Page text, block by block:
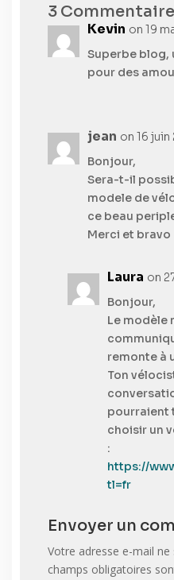
3
Kevin on 19
Superbe blog,
pour des
jean on 16 juin
Bonjour,
Sera-t-il
modele de
ce beau
Merci et bravo
Laura on
Bonjour,
Le modèle
remonte à
Ton
pourraient
choisir un
:
https://
tl=fr
Envoyer un
Votre adresse e-mail ne
champs obligatoires